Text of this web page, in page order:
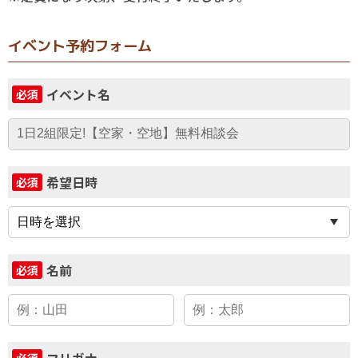
イベント予約フォーム
必須 イベント名
必須 希望日時
必須 名前